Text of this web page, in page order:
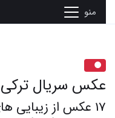
منو
عکس سریال ترکی
17 عکس از